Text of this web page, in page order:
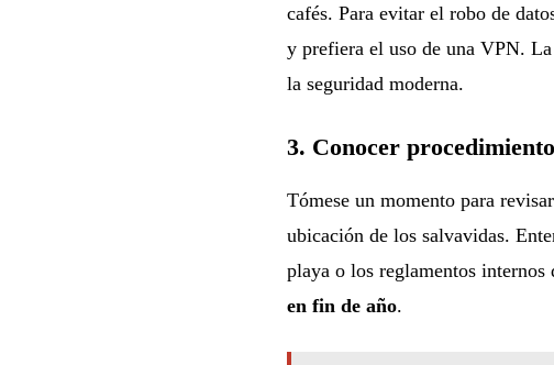
cafés. Para evitar el robo de
y prefiera el uso de una VPN.
la seguridad moderna.
3. Conocer
Tómese un momento para
ubicación de los salvavidas.
playa o los reglamentos internos
en fin de año.